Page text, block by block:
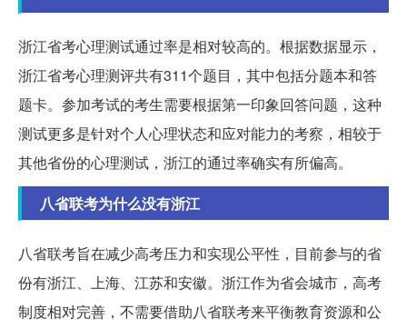
浙江省考心理测试通过率是相对较高的。根据数据显示，
浙江省考心理测评共有311个题目，其中包括分题本和答
题卡。参加考试的考生需要根据第一印象回答问题，这种
测试更多是针对个人心理状态和应对能力的考察，相较于
其他省份的心理测试，浙江的通过率确实有所偏高。
八省联考为什么没有浙江
八省联考旨在减少高考压力和实现公平性，目前参与的省
份有浙江、上海、江苏和安徽。浙江作为省会城市，高考
制度相对完善，不需要借助八省联考来平衡教育资源和公